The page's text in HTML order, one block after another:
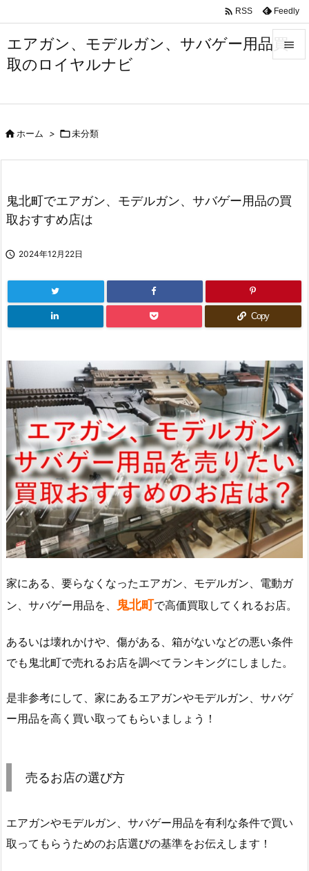
エアガン、モデルガン、サバゲー用品買
取のロイヤルナビ


前へ
次へ
 RSS Feedly
ホーム > 未分類
鬼北町でエアガン、モデルガン、サバゲー用品の買
取おすすめ店は
 2024年12月22日
Copy
家にある、要らなくなったエアガン、モデルガン、電動ガ
ン、サバゲー用品を、
鬼北町で高価買取してくれるお店。
あるいは壊れかけや、傷がある、箱がないなどの悪い条件
でも鬼北町で売れるお店を調べてランキングにしました。
是非参考にして、家にあるエアガンやモデルガン、サバゲ
ー用品を高く買い取ってもらいましょう！
売るお店の選び方
エアガンやモデルガン、サバゲー用品を有利な条件で買い
取ってもらうためのお店選びの基準をお伝えします！